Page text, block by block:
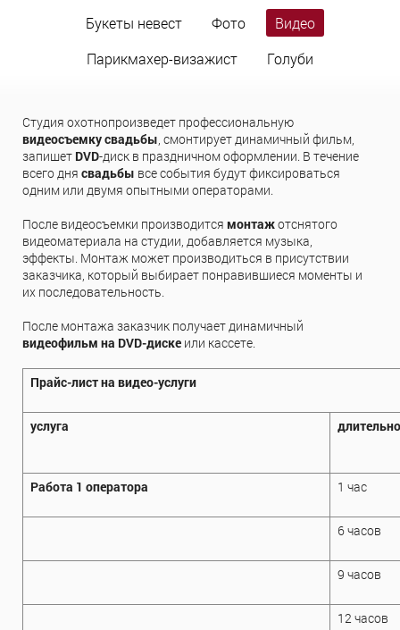
Букеты невест
Фото
Видео
Парикмахер-визажист
Голуби
Студия охотнопроизведет профессиональную
видеосъемку свадьбы, смонтирует динамичный фильм,
запишет DVD-диск в праздничном оформлении. В течение
всего дня свадьбы все события будут фиксироваться
одним или двумя опытными операторами.
После видеосъемки производится монтажотснятого
видеоматериала на студии, добавляется музыка,
эффекты. Монтаж может производиться в присутствии
заказчика, который выбирает понравившиеся моменты и
их последовательность.
После монтажа заказчик получает динамичный
видеофильм на DVD-диске или кассете.
Прайс-лист на видео-услуги
услуга
Работа 1 оператора 1 час
6 часов
9 часов
12 часов